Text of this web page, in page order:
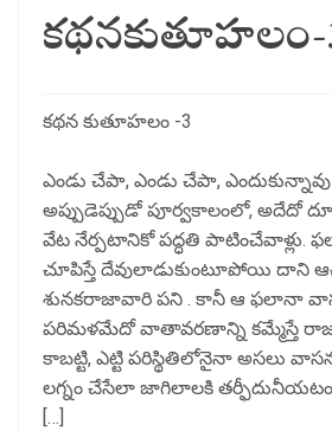
కథన కుతూహలం -3
– అనిల్
ఎండు చేపా, ఎండు చేపా,
అప్పుడెప్పుడో పూర్వకాలంలో, అదేదో
వేట నేర్పటానికో పద్ధతి
చూపిస్తే దేవులాడుకుంటూపోయి దాని
శునకరాజావారి పని . కానీ ఆ ఫలానా
పరిమళమేదో వాతావరణాన్ని కమ్మేస్తే
కాబట్టి, ఎట్టి పరిస్థితిలోనైనా అసలు
లగ్నం చేసేలా జాగిలాలకి తర్ఫీదునీయటం
[…]